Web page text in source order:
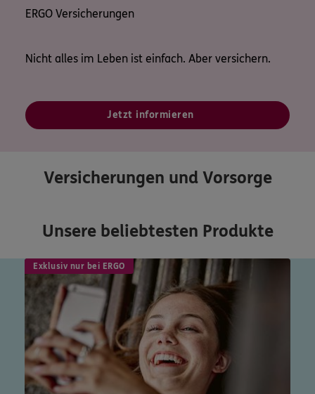
ERGO Versicherungen
Nicht alles im Leben ist einfach. Aber versichern.
Jetzt informieren
Versicherungen und Vorsorge
Unsere beliebtesten Produkte
Exklusiv nur bei ERGO